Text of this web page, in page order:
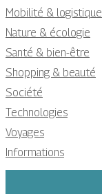
Mobilité & logistique
Nature & écologie
Santé & bien-être
Shopping & beauté
Société
Technologies
Voyages
Informations